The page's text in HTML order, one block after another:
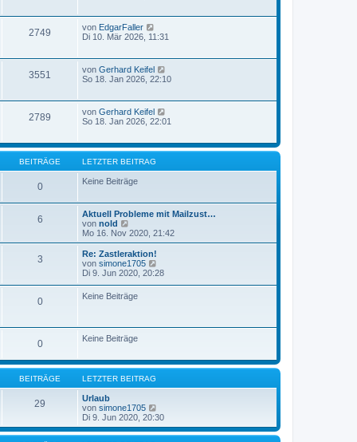
2749 von EdgarFaller
Di 10. Mär 2026, 11:31
3551 von Gerhard Keifel
So 18. Jan 2026, 22:10
2789 von Gerhard Keifel
So 18. Jan 2026, 22:01
BEITRÄGE LETZTER BEITRAG
0 Keine Beiträge
6
Aktuell Probleme mit Mailzust…
von nold
e
u
e
s
t
r
B
t
r
Mo 16. Nov 2020, 21:42
3
Re: Zastleraktion!
von simone1705
e
r
i
t
a
Di 9. Jun 2020, 20:28
0 Keine Beiträge
0 Keine Beiträge
BEITRÄGE LETZTER BEITRAG
29
Urlaub
von simone1705
e
u
e
Di 9. Jun 2020, 20:30